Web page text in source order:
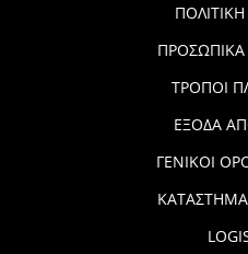
ΠΟΛΙΤΙΚΗ
ΤΡΟΠΟΙ
ΕΞΟΔΑ
ΓΕΝΙΚΟΙ